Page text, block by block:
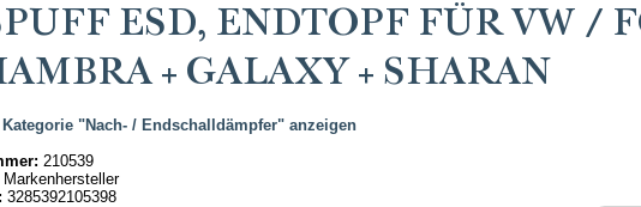
ESD, ENDTOPF FÜR VW /
+ GALAXY + SHARAN
Kategorie "Nach- / Endschalldämpfer" anzeigen
210539
Markenhersteller
3285392105398